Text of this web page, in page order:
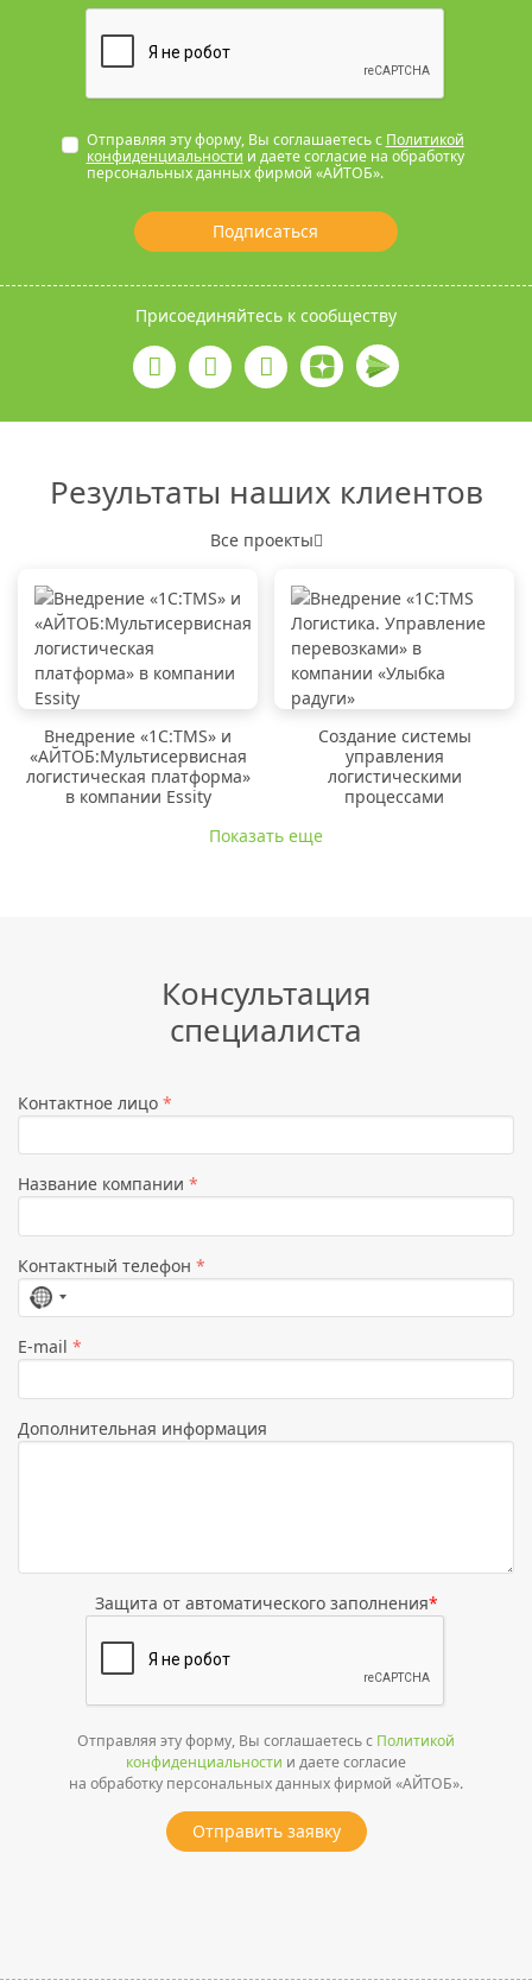
Отправляя эту форму, Вы соглашаетесь с Политикой
конфиденциальности и даете согласие на обработку
персональных данных фирмой «АЙТОБ».
Подписаться
Присоединяйтесь к сообществу
Результаты наших клиентов
Все проекты
Внедрение «1C:TMS» и
«АЙТОБ:Мультисервисная
логистическая платформа»
в компании Essity
Создание системы
управления
логистическими
процессами
Показать еще
Консультация
специалиста
Контактное лицо *
Название компании *
Контактный телефон *
Страна
не
выбрана
E-mail *
Дополнительная информация
Защита от автоматического заполнения*
Отправляя эту форму, Вы соглашаетесь с Политикой
конфиденциальности и даете согласие
на обработку персональных данных фирмой «АЙТОБ».
Отправить заявку